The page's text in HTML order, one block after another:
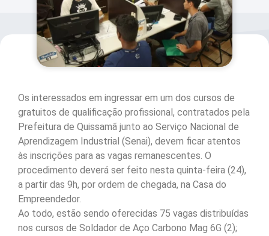
Os interessados em ingressar em um dos cursos de
gratuitos de qualificação profissional, contratados pela
Prefeitura de Quissamã junto ao Serviço Nacional de
Aprendizagem Industrial (Senai), devem ficar atentos
às inscrições para as vagas remanescentes. O
procedimento deverá ser feito nesta quinta-feira (24),
a partir das 9h, por ordem de chegada, na Casa do
Empreendedor.
Ao todo, estão sendo oferecidas 75 vagas distribuídas
nos cursos de Soldador de Aço Carbono Mag 6G (2);